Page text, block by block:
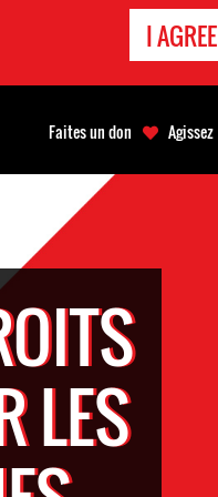
I AGREE
LES
Faites un don Agissez